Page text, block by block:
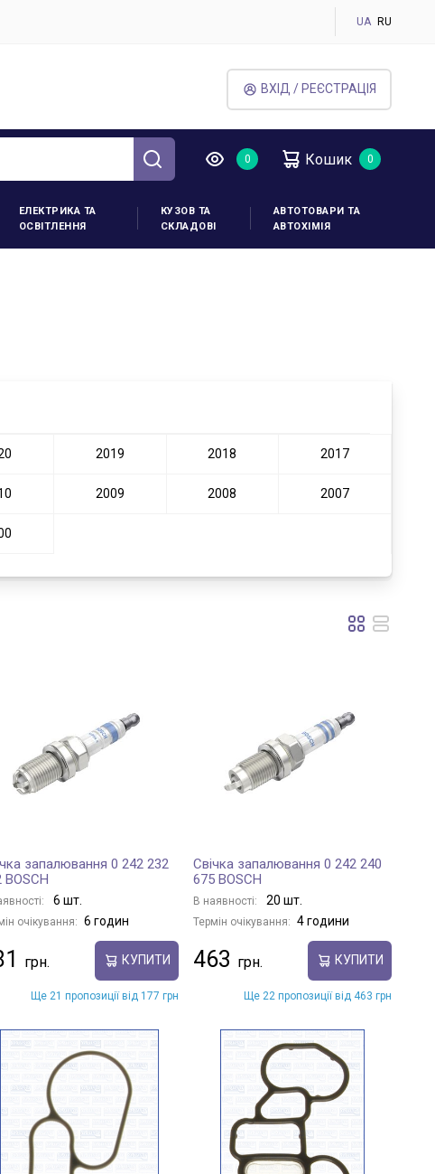
UA RU
ВХІД / РЕЄСТРАЦІЯ
Кошик
ЕЛЕКТРИКА ТА
ОСВІТЛЕННЯ
КУЗОВ ТА
СКЛАДОВІ
АВТОТОВАРИ ТА
АВТОХІМІЯ
2019 2018 2017
2009 2008 2007
запалювання 0 242 232
BOSCH
6 шт.
очікування: 6 годин
КУПИТИ
Ще 21 пропозиції від 177 грн
Свічка запалювання 0 242 240
675 BOSCH
В наявності: 20 шт.
Термін очікування: 4 години
463 КУПИТИ
Ще 22 пропозиції від 463 грн